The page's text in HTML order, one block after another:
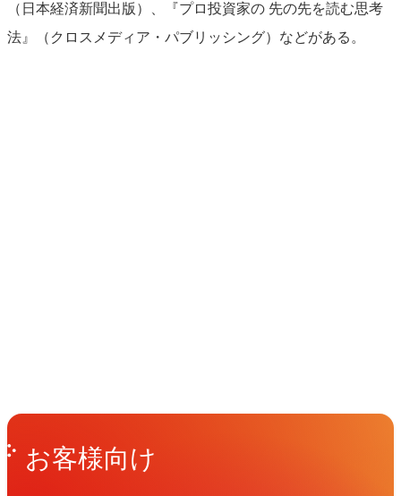
（日本経済新聞出版）、『プロ投資家の 先の先を読む思考
法』（クロスメディア・パブリッシング）などがある。
Get in Touchお問い合わせ
お客様向け